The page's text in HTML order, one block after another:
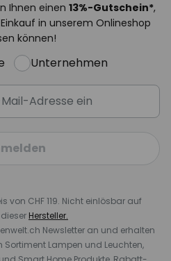
Ihnen einen 13%-Gutschein*,
in unserem Onlineshop
können!
Unternehmen
von CHF 119. Nicht einlösbar auf
Hersteller.
Newsletter an und erhalten
Lampen und Leuchten,